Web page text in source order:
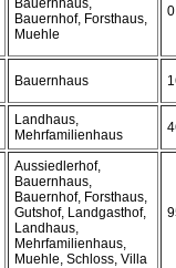
Bauernhaus,
Bauernhof, Forsthaus,
Muehle
0
Bauernhaus
Landhaus,
Mehrfamilienhaus
Aussiedlerhof,
Bauernhaus,
Bauernhof, Forsthaus,
Gutshof, Landgasthof,
Landhaus,
Mehrfamilienhaus,
Muehle, Schloss, Villa